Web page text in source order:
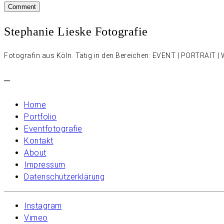
Stephanie Lieske Fotografie
Fotografin aus Köln. Tätig in den Bereichen: EVENT | PORTRAIT |
–
Home
Portfolio
Eventfotografie
Kontakt
About
Impressum
Datenschutzerklärung
Instagram
Vimeo